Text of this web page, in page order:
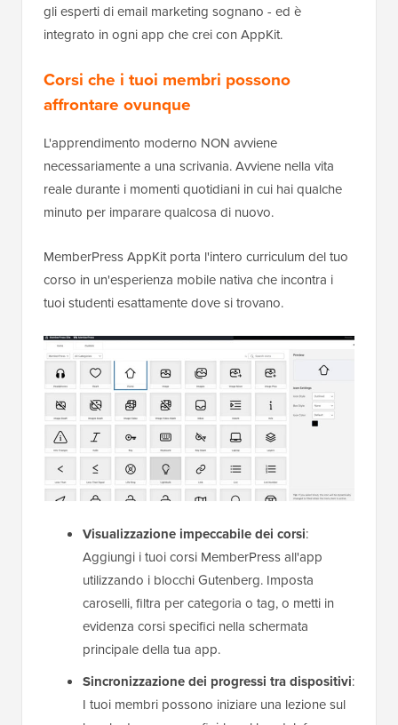
gli esperti di email marketing sognano - ed è
integrato in ogni app che crei con AppKit.
Corsi che i tuoi membri possono
affrontare ovunque
L'apprendimento moderno NON avviene
necessariamente a una scrivania. Avviene nella vita
reale durante i momenti quotidiani in cui hai qualche
minuto per imparare qualcosa di nuovo.
MemberPress AppKit porta l'intero curriculum del tuo
corso in un'esperienza mobile nativa che incontra i
tuoi studenti esattamente dove si trovano.
Visualizzazione impeccabile dei corsi:
Aggiungi i tuoi corsi MemberPress all'app
utilizzando i blocchi Gutenberg. Imposta
caroselli, filtra per categoria o tag, o metti in
evidenza corsi specifici nella schermata
principale della tua app.
Sincronizzazione dei progressi tra dispositivi:
I tuoi membri possono iniziare una lezione sul